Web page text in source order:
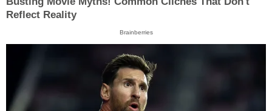
Reflect Reality
Brainberries